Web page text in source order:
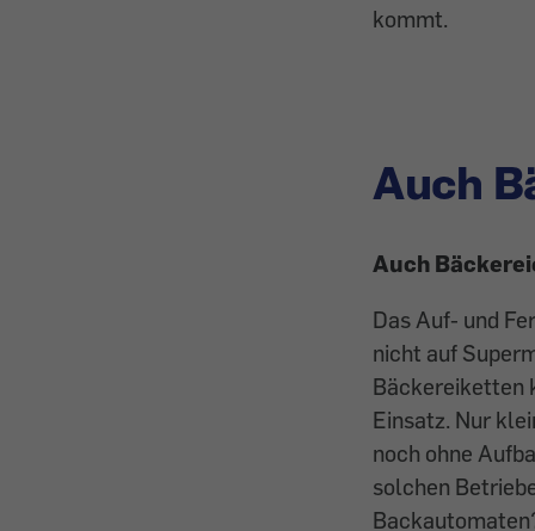
kommt.
Auch
Auch
Das Auf- und
nicht auf
Bäckereiketten
Einsatz. Nur
noch ohne
solchen